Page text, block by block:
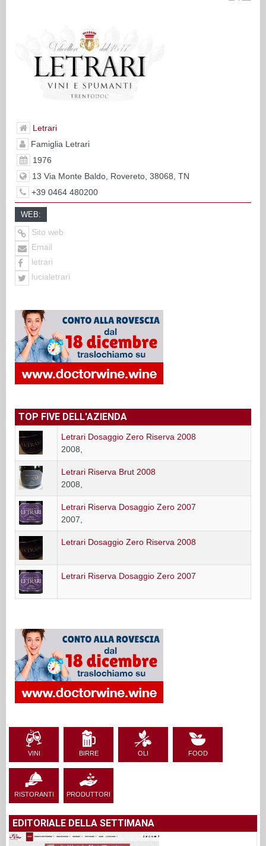
Letrari
Famiglia Letrari
1976
13 Via Monte Baldo, Rovereto, 38068, TN
+39 0464 480200
WEB:
Sito web
Email
letrari
lucialetrari
TOP FIVE DELL'AZIENDA
Letrari Dosaggio Zero Riserva 2008
2008,
Letrari Riserva Brut 2008
2008,
Letrari Riserva Dosaggio Zero 2007
2007,
Letrari Dosaggio Zero Riserva 2008
Letrari Riserva Dosaggio Zero 2007
VINI BIRRE OLI FOOD
RISTORANTI PRODUTTORI
EDITORIALE DELLA SETTIMANA